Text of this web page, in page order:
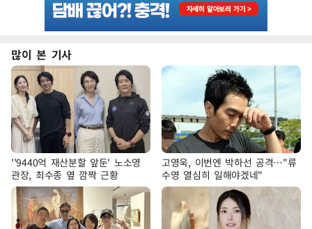
많이 본 기사
''9440억 재산분할 앞둔' 노소영
관장, 최수종 옆 깜짝 근황
고영욱, 이번엔 박하선 공격…"류
수영 열심히 일해야겠네"